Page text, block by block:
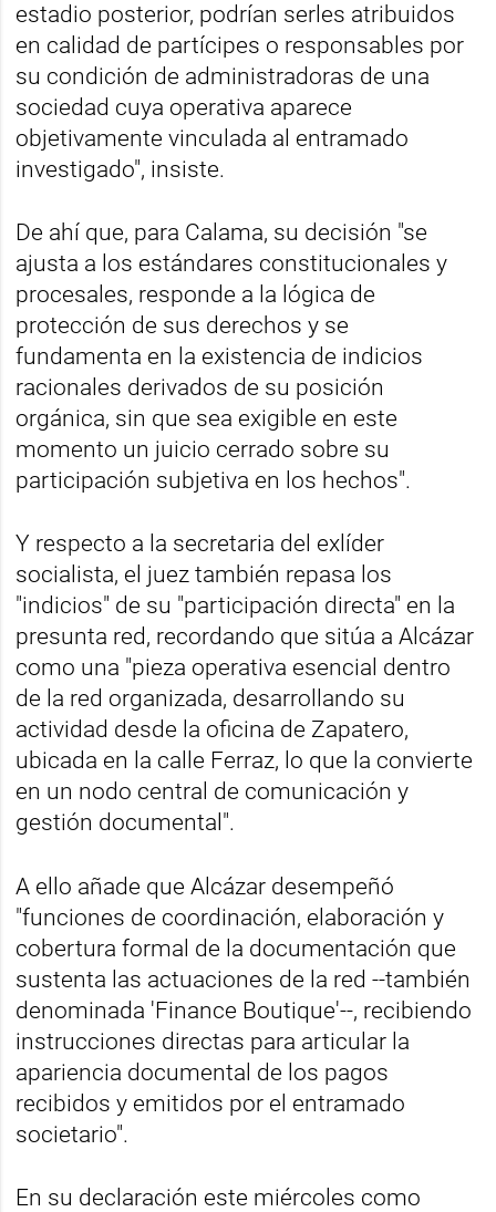
estadio posterior, podrían serles atribuidos
en calidad de partícipes o responsables por
su condición de administradoras de una
sociedad cuya operativa aparece
objetivamente vinculada al entramado
investigado", insiste.
De ahí que, para Calama, su decisión "se
ajusta a los estándares constitucionales y
procesales, responde a la lógica de
protección de sus derechos y se
fundamenta en la existencia de indicios
racionales derivados de su posición
orgánica, sin que sea exigible en este
momento un juicio cerrado sobre su
participación subjetiva en los hechos".
Y respecto a la secretaria del exlíder
socialista, el juez también repasa los
"indicios" de su "participación directa" en la
presunta red, recordando que sitúa a Alcázar
como una "pieza operativa esencial dentro
de la red organizada, desarrollando su
actividad desde la oficina de Zapatero,
ubicada en la calle Ferraz, lo que la convierte
en un nodo central de comunicación y
gestión documental".
A ello añade que Alcázar desempeñó
"funciones de coordinación, elaboración y
cobertura formal de la documentación que
sustenta las actuaciones de la red --también
denominada 'Finance Boutique'--, recibiendo
instrucciones directas para articular la
apariencia documental de los pagos
recibidos y emitidos por el entramado
societario".
En su declaración este miércoles como